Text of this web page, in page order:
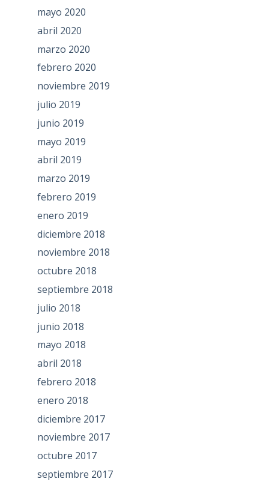
mayo 2020
abril 2020
marzo 2020
febrero 2020
noviembre 2019
julio 2019
junio 2019
mayo 2019
abril 2019
marzo 2019
febrero 2019
enero 2019
diciembre 2018
noviembre 2018
octubre 2018
septiembre 2018
julio 2018
junio 2018
mayo 2018
abril 2018
febrero 2018
enero 2018
diciembre 2017
noviembre 2017
octubre 2017
septiembre 2017